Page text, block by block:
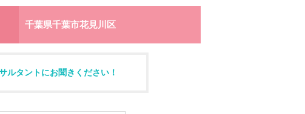
千葉県千葉市花見川区
ルタントにお聞きください！